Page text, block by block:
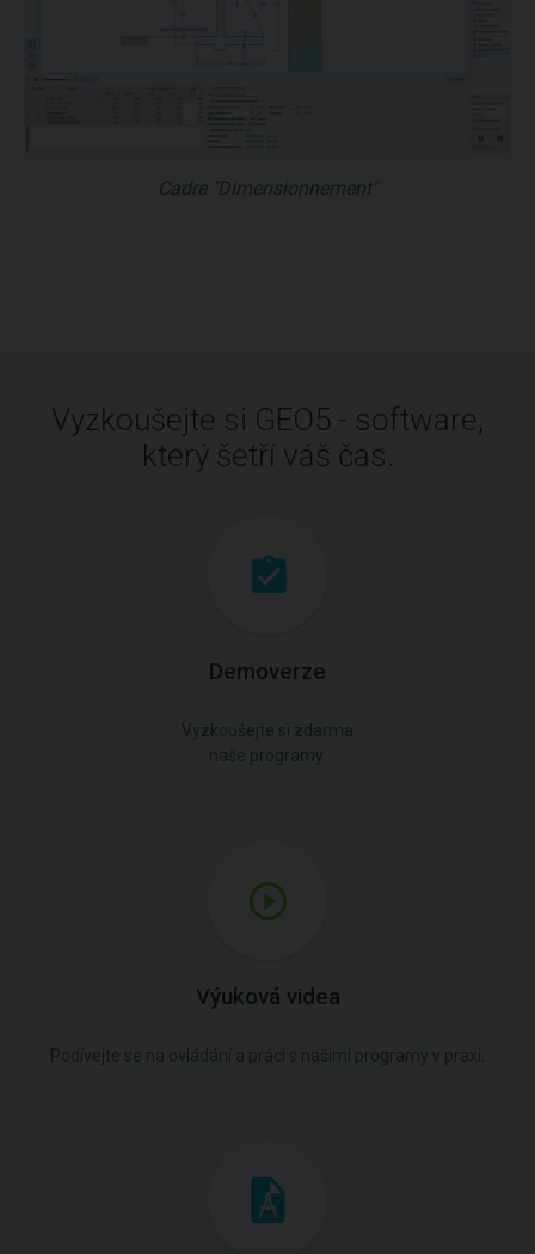
Cadre "Dimensionnement"
Vyzkoušejte si GEO5 - software,
který šetří váš čas.
Demoverze
Výuková videa